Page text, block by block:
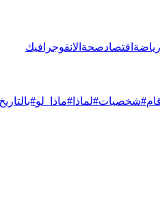
اقتصادصحةالانفوجرافيك
#شخصيات#لماذا #ماذا_لو#بالتاريخ